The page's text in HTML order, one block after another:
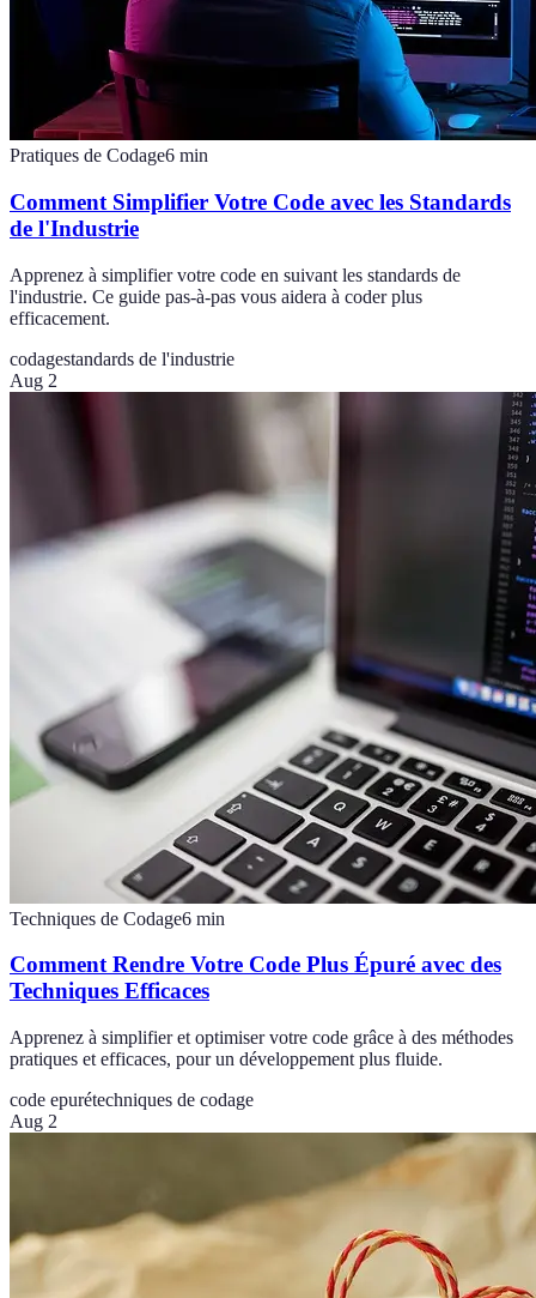
Pratiques de Codage6 min
Comment Simplifier Votre Code avec les Standards
de l'Industrie
Apprenez à simplifier votre code en suivant les standards de
l'industrie. Ce guide pas-à-pas vous aidera à coder plus
efficacement.
codagestandards de l'industrie
Aug 2
Techniques de Codage6 min
Comment Rendre Votre Code Plus Épuré avec des
Techniques Efficaces
Apprenez à simplifier et optimiser votre code grâce à des méthodes
pratiques et efficaces, pour un développement plus fluide.
code epurétechniques de codage
Aug 2